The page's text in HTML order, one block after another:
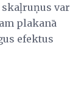
var
plakanā
efektus